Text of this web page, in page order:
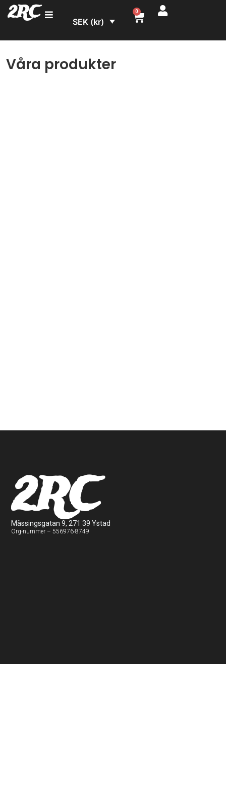
2RC SEK (kr)
0
Våra produkter
2RC
Mässingsgatan 9, 271 39 Ystad
Org-nummer – 556976-8749